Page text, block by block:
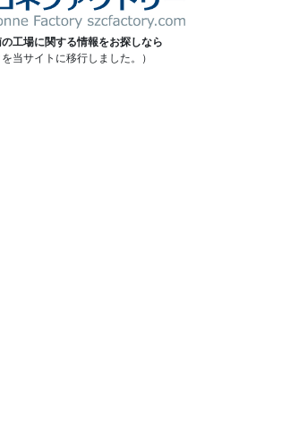
工場に関する情報をお探しなら
を当サイトに移行しました。）